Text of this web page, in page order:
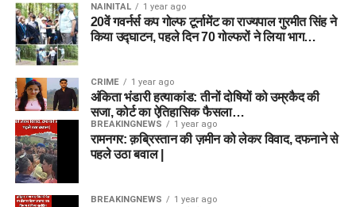
NAINITAL 1 year ago
20वें गवर्नर्स कप गोल्फ टूर्नामेंट का राज्यपाल गुरमीत सिंह ने
किया उद्घाटन, पहले दिन 70 गोल्फरों ने लिया भाग…
CRIME 1 year ago
अंकिता भंडारी हत्याकांड: तीनों दोषियों को उम्रकैद की
सजा, कोर्ट का ऐतिहासिक फैसला…
BREAKINGNEWS 1 year ago
रामनगर: क़ब्रिस्तान की ज़मीन को लेकर विवाद, दफनाने से
पहले उठा बवाल |
BREAKINGNEWS 1 year ago